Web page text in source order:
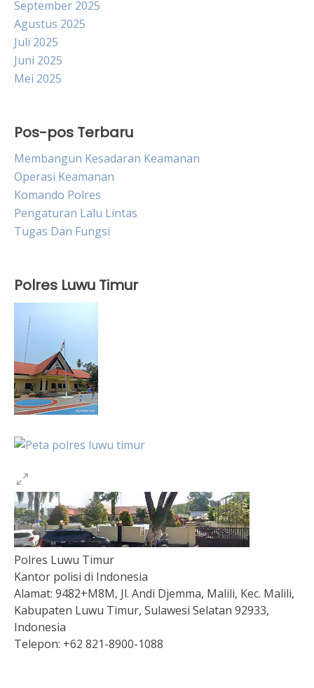
September 2025
Agustus 2025
Juli 2025
Juni 2025
Mei 2025
Pos-pos Terbaru
Membangun Kesadaran Keamanan
Operasi Keamanan
Komando Polres
Pengaturan Lalu Lintas
Tugas Dan Fungsi
Polres Luwu Timur
Polres Luwu Timur
Kantor polisi di Indonesia
Alamat: 9482+M8M, Jl. Andi Djemma, Malili, Kec. Malili,
Kabupaten Luwu Timur, Sulawesi Selatan 92933,
Indonesia
Telepon: +62 821-8900-1088